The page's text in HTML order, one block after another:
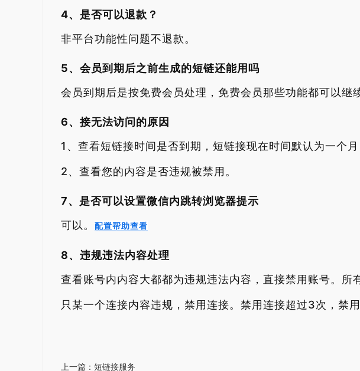
4、是否可以退款？
非平台功能性问题不退款。
5、会员到期后之前生成的短链还能用吗
会员到期后是按免费会员处理，免费会员那些功能都可以继
6、接无法访问的原因
1、查看短链接时间是否到期，短链接现在时间默认为一个
2、查看您的内容是否违规被禁用。
7、是否可以设置微信内跳转浏览器提示
可以。
配置帮助查看
8、违规违法内容处理
查看账号内内容大都都为违规违法内容，直接禁用账号。所
只某一个连接内容违规，禁用连接。禁用连接超过3次，禁用
上一篇：短链接服务